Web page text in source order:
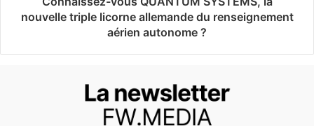
nouvelle triple licorne allemande du renseignement
aérien autonome ?